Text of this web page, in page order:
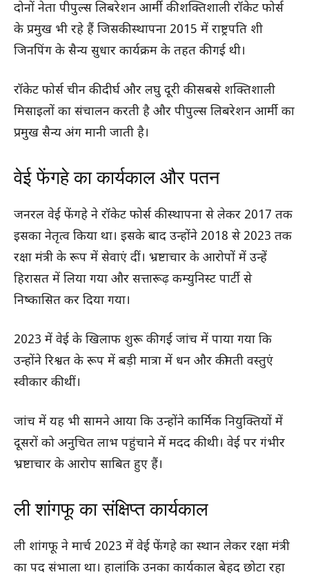
दोनों नेता पीपुल्स लिबरेशन आर्मी की शक्तिशाली रॉकेट फोर्स
के प्रमुख भी रहे हैं जिसकी स्थापना 2015 में राष्ट्रपति शी
जिनपिंग के सैन्य सुधार कार्यक्रम के तहत की गई थी।
रॉकेट फोर्स चीन की दीर्घ और लघु दूरी की सबसे शक्तिशाली
मिसाइलों का संचालन करती है और पीपुल्स लिबरेशन आर्मी का
प्रमुख सैन्य अंग मानी जाती है।
वेई फेंगहे का कार्यकाल और पतन
जनरल वेई फेंगहे ने रॉकेट फोर्स की स्थापना से लेकर 2017 तक
इसका नेतृत्व किया था। इसके बाद उन्होंने 2018 से 2023 तक
रक्षा मंत्री के रूप में सेवाएं दीं। भ्रष्टाचार के आरोपों में उन्हें
हिरासत में लिया गया और सत्तारूढ़ कम्युनिस्ट पार्टी से
निष्कासित कर दिया गया।
2023 में वेई के खिलाफ शुरू की गई जांच में पाया गया कि
उन्होंने रिश्वत के रूप में बड़ी मात्रा में धन और कीमती वस्तुएं
स्वीकार की थीं।
जांच में यह भी सामने आया कि उन्होंने कार्मिक नियुक्तियों में
दूसरों को अनुचित लाभ पहुंचाने में मदद की थी। वेई पर गंभीर
भ्रष्टाचार के आरोप साबित हुए हैं।
ली शांगफू का संक्षिप्त कार्यकाल
ली शांगफू ने मार्च 2023 में वेई फेंगहे का स्थान लेकर रक्षा मंत्री
का पद संभाला था। हालांकि उनका कार्यकाल बेहद छोटा रहा